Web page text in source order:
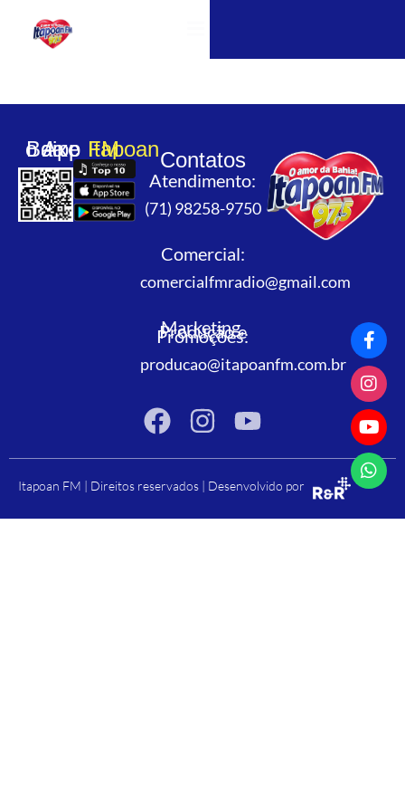
Baixe o App da Itapoan FM Contatos
Atendimento:
(71) 98258-9750
Comercial:
comercialfmradio@gmail.com
Marketing,
Produção e
Promoções:
producao@itapoanfm.com.br
Itapoan FM | Direitos reservados | Desenvolvido por